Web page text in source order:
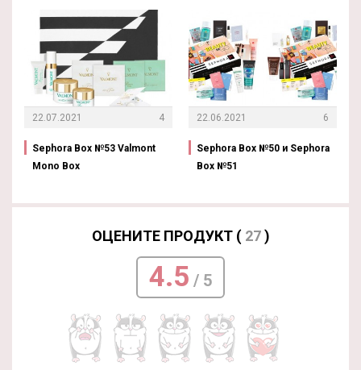
22.07.2021 4
Sephora Box №53 Valmont
Mono Box
22.06.2021 6
Sephora Box №50 и Sephora
Box №51
ОЦЕНИТЕ ПРОДУКТ ( 27)
4.5 / 5